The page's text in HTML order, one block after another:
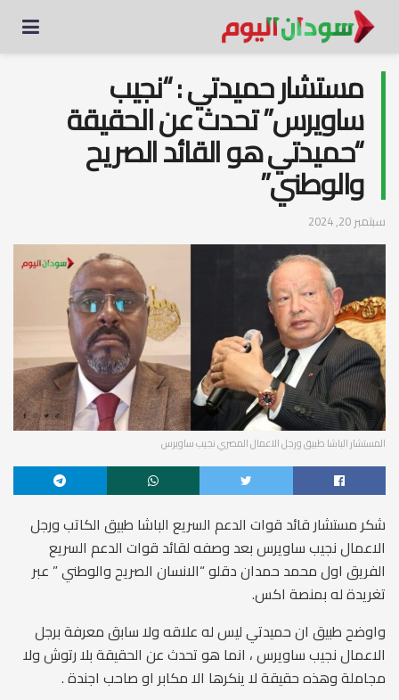
مستشار حميدتي : “نجيب
ساويرس” تحدث عن الحقيقة
“حميدتي هو القائد الصريح
والوطني”
سبتمبر 20, 2024
المستشار الباشا طبيق ورجل الاعمال المصري نجيب ساويرس
شكر مستشار قائد قوات الدعم السريع الباشا طبيق الكاتب ورجل
الاعمال نجيب ساويرس بعد وصفه لقائد قوات الدعم السريع
الفريق اول محمد حمدان دقلو “الانسان الصريح والوطني ” عبر
تغريدة له بمنصة اكس.
واوضح طبيق ان حميدتي ليس له علاقه ولا سابق معرفة برجل
الاعمال نجيب ساويرس ، انما هو تحدث عن الحقيقة بلا رتوش ولا
مجاملة وهذه حقيقة لا ينكرها الا مكابر او صاحب اجندة .